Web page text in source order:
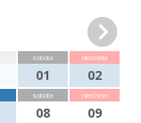
sobota
01
niedziela
02
sobota
08
niedziela
09